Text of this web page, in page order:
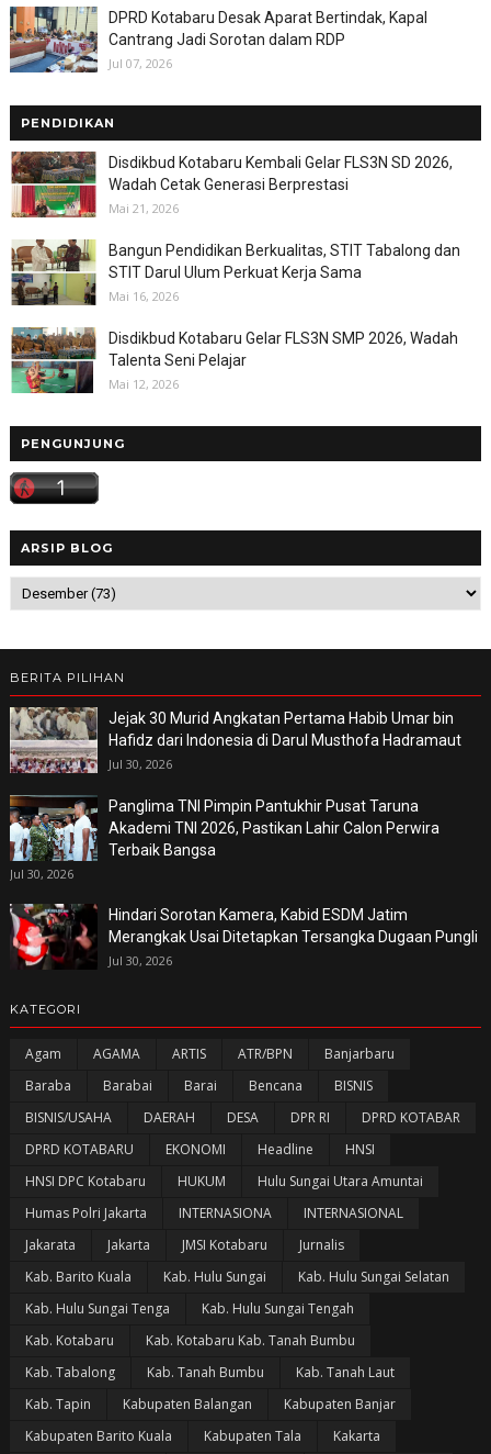
DPRD Kotabaru Desak Aparat Bertindak, Kapal
Cantrang Jadi Sorotan dalam RDP
Jul 07, 2026
PENDIDIKAN
Disdikbud Kotabaru Kembali Gelar FLS3N SD 2026,
Wadah Cetak Generasi Berprestasi
Mai 21, 2026
Bangun Pendidikan Berkualitas, STIT Tabalong dan
STIT Darul Ulum Perkuat Kerja Sama
Mai 16, 2026
Disdikbud Kotabaru Gelar FLS3N SMP 2026, Wadah
Talenta Seni Pelajar
Mai 12, 2026
PENGUNJUNG
ARSIP BLOG
BERITA PILIHAN
Jejak 30 Murid Angkatan Pertama Habib Umar bin
Hafidz dari Indonesia di Darul Musthofa Hadramaut
Jul 30, 2026
Panglima TNI Pimpin Pantukhir Pusat Taruna
Akademi TNI 2026, Pastikan Lahir Calon Perwira
Terbaik Bangsa
Jul 30, 2026
Hindari Sorotan Kamera, Kabid ESDM Jatim
Merangkak Usai Ditetapkan Tersangka Dugaan Pungli
Jul 30, 2026
KATEGORI
Agam AGAMA ARTIS ATR/BPN
Banjarbaru
Baraba
Barabai Barai Bencana
BISNIS
BISNIS/USAHA
DAERAH DESA DPR RI
DPRD KOTABAR
DPRD KOTABARU
EKONOMI Headline
HNSI
HNSI DPC Kotabaru
HUKUM
Hulu Sungai Utara Amuntai
Humas Polri Jakarta
INTERNASIONA
INTERNASIONAL
Jakarata
Jakarta JMSI Kotabaru
Jurnalis
Kab. Barito Kuala
Kab. Hulu Sungai
Kab. Hulu Sungai Selatan
Kab. Hulu Sungai Tenga
Kab. Hulu Sungai Tengah
Kab. Kotabaru
Kab. Kotabaru Kab. Tanah Bumbu
Kab. Tabalong
Kab. Tanah Bumbu
Kab. Tanah Laut
Kab. Tapin
Kabupaten Balangan
Kabupaten Banjar
Kabupaten Barito Kuala
Kabupaten Tala
Kakarta